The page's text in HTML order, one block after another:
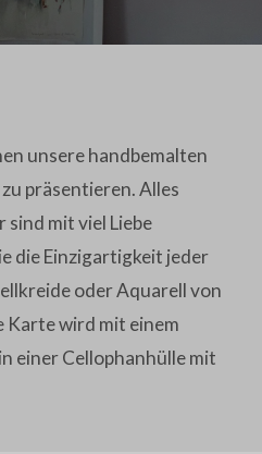
unsere handbemalten
präsentieren. Alles
mit viel Liebe
die Einzigartigkeit jeder
oder Aquarell von
Karte wird mit einem
einer Cellophanhülle mit